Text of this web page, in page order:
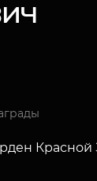
Красной